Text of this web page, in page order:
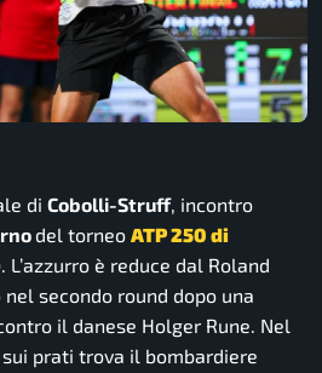
di Cobolli-Struff, incontro
del torneo ATP 250 di
. L’azzurro è reduce dal Roland
secondo round dopo una
il danese Holger Rune. Nel
prati trova il bombardiere